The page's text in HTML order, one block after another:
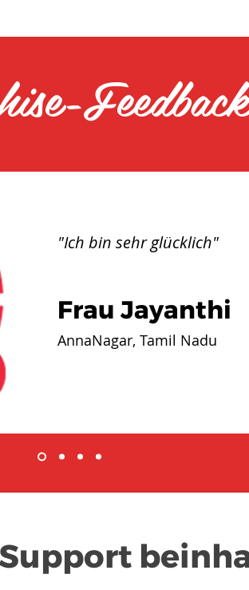
Feedback
"Ich bin sehr glücklich"
Frau Jayanthi
AnnaNagar, Tamil Nadu